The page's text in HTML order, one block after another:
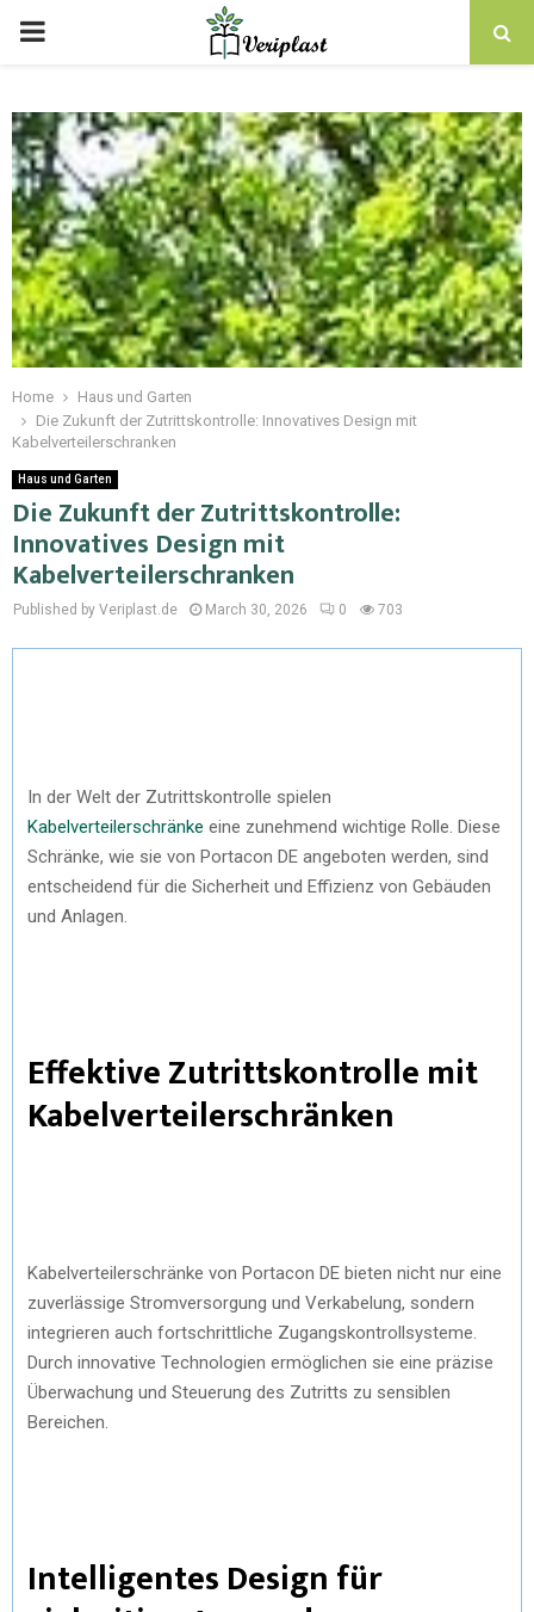
Home
Haus und Garten
Die Zukunft der Zutrittskontrolle: Innovatives Design mit
Kabelverteilerschranken
Haus und Garten
Die Zukunft der Zutrittskontrolle:
Innovatives Design mit
Kabelverteilerschranken
Published by Veriplast.de March 30, 2026 0 703
In der Welt der Zutrittskontrolle spielen
Kabelverteilerschränke eine zunehmend wichtige Rolle. Diese
Schränke, wie sie von Portacon DE angeboten werden, sind
entscheidend für die Sicherheit und Effizienz von Gebäuden
und Anlagen.
Effektive Zutrittskontrolle mit
Kabelverteilerschränken
Kabelverteilerschränke von Portacon DE bieten nicht nur eine
zuverlässige Stromversorgung und Verkabelung, sondern
integrieren auch fortschrittliche Zugangskontrollsysteme.
Durch innovative Technologien ermöglichen sie eine präzise
Überwachung und Steuerung des Zutritts zu sensiblen
Bereichen.
Intelligentes Design für